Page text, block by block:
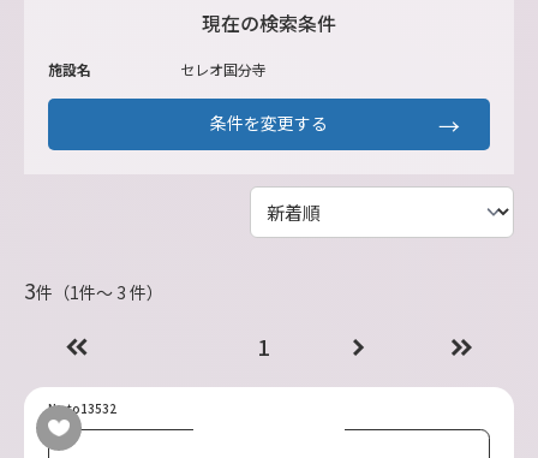
現在の検索条件
施設名 セレオ国分寺
条件を変更する
3件（1件〜 3 件）
1
No.to13532